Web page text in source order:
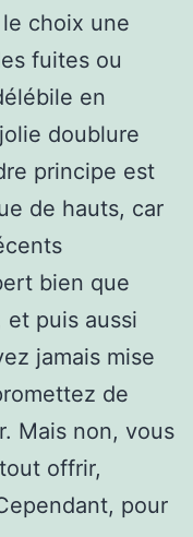
choix une
fuites ou
en
doublure
principe est
de hauts, car
bien que
et puis aussi
jamais mise
de
Mais non, vous
offrir,
pour